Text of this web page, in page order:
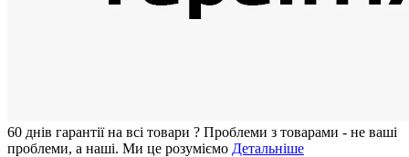
60 днiв гарантії на всi товари ? Проблеми з товарами - не ваші
проблеми, а наші. Ми це розуміємо Детальніше